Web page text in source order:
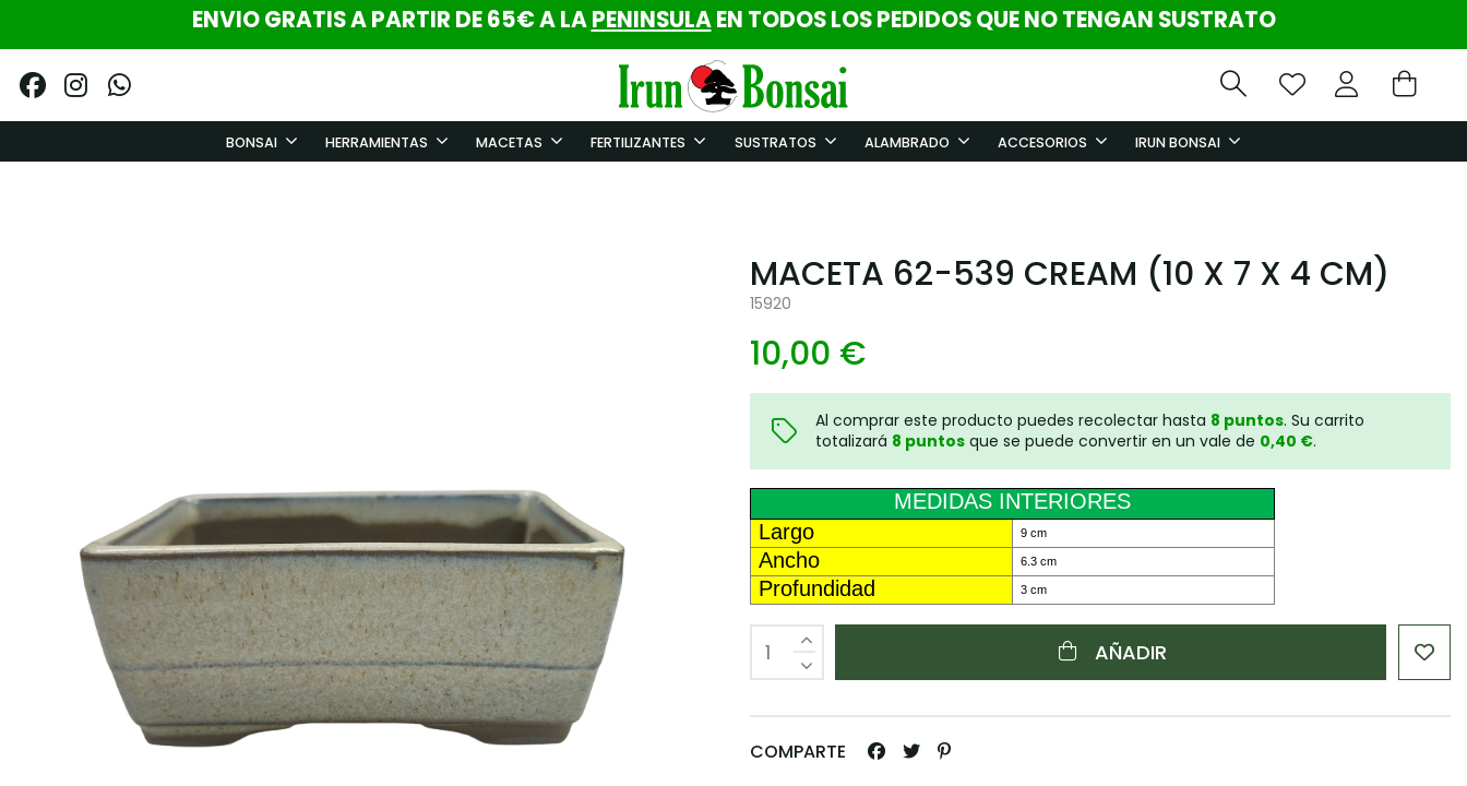
ENVIO GRATIS A PARTIR DE 65€ A LAPENINSULAEN TODOS LOS PEDIDOS QUE NO TENGAN SUSTRATO
BONSAI HERRAMIENTAS MACETAS FERTILIZANTES SUSTRATOS ALAMBRADO ACCESORIOS IRUN BONSAI
MACETA 62-539 CREAM (10 X 7 X 4 CM)
15920
10,00 €
Al comprar este producto puedes recolectar hasta 8 puntos. Su carrito
totalizará 8 puntos que se puede convertir en un vale de 0,40 €.
MEDIDAS INTERIORES
Largo
9 cm
Ancho 6.3 cm
Profundidad 3 cm
AÑADIR
COMPARTE